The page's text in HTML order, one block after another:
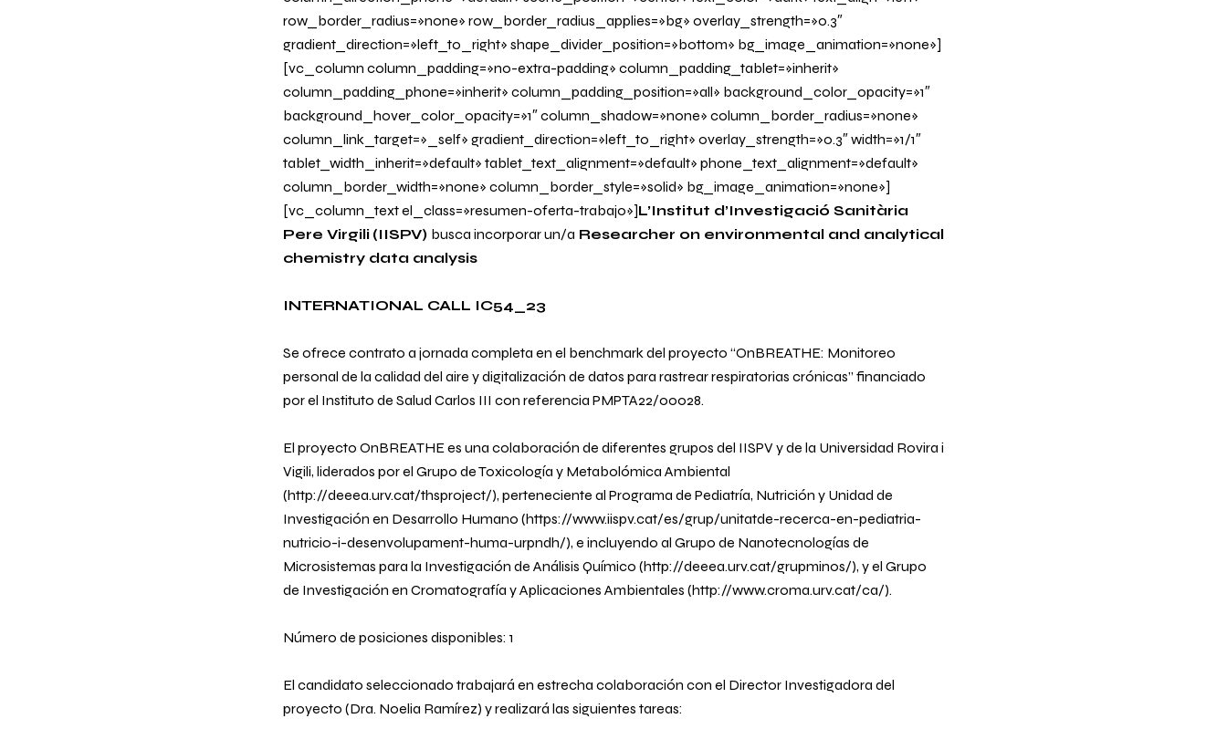
row_border_radius=»none» row_border_radius_applies=»bg» overlay_strength=»0.3″
gradient_direction=»left_to_right» shape_divider_position=»bottom» bg_image_animation=»none»]
[vc_column column_padding=»no-extra-padding» column_padding_tablet=»inherit»
column_padding_phone=»inherit» column_padding_position=»all» background_color_opacity=»1″
background_hover_color_opacity=»1″ column_shadow=»none» column_border_radius=»none»
column_link_target=»_self» gradient_direction=»left_to_right» overlay_strength=»0.3″ width=»1/1″
tablet_width_inherit=»default» tablet_text_alignment=»default» phone_text_alignment=»default»
column_border_width=»none» column_border_style=»solid» bg_image_animation=»none»]
[vc_column_text el_class=»resumen-oferta-trabajo»]L’Institut d’Investigació Sanitària
Pere Virgili (IISPV) busca incorporar un/a Researcher on environmental and analytical
chemistry data analysis
INTERNATIONAL CALL IC54_23
Se ofrece contrato a jornada completa en el benchmarkdel proyecto “OnBREATHE: Monitoreo
personal de la calidad del aire y digitalización de datos para rastrear respiratorias crónicas” financiado
por el Instituto de Salud Carlos III con referencia PMPTA22/00028.
El proyecto OnBREATHE es una colaboración de diferentes grupos del IISPV y de la Universidad Rovira i
Vigili, liderados por el Grupo de Toxicología y Metabolómica Ambiental
(http://deeea.urv.cat/thsproject/), perteneciente al Programa de Pediatría, Nutrición y Unidad de
Investigación en Desarrollo Humano (https://www.iispv.cat/es/grup/unitatde-recerca-en-pediatria-
nutricio-i-desenvolupament-huma-urpndh/), e incluyendo al Grupo de Nanotecnologías de
Microsistemas para la Investigación de Análisis Químico (http://deeea.urv.cat/grupminos/), y el Grupo
de Investigación en Cromatografía y Aplicaciones Ambientales (http://www.croma.urv.cat/ca/).
Número de posiciones disponibles: 1
El candidato seleccionado trabajará en estrecha colaboración con el Director Investigadora del
proyecto (Dra. Noelia Ramírez) y realizará las siguientes tareas: